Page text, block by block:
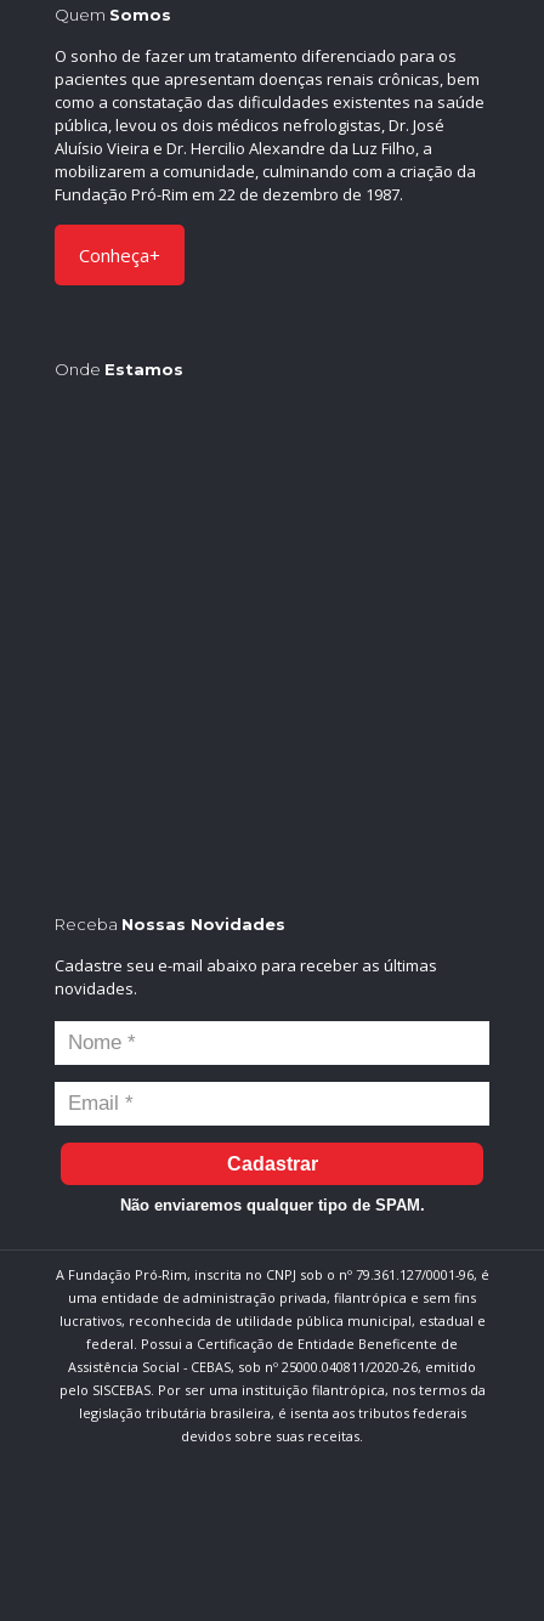
Quem Somos
O sonho de fazer um tratamento diferenciado para os
pacientes que apresentam doenças renais crônicas, bem
como a constatação das dificuldades existentes na saúde
pública, levou os dois médicos nefrologistas, Dr. José
Aluísio Vieira e Dr. Hercilio Alexandre da Luz Filho, a
mobilizarem a comunidade, culminando com a criação da
Fundação Pró-Rim em 22 de dezembro de 1987.
Conheça+
Onde Estamos
Receba Nossas Novidades
Cadastre seu e-mail abaixo para receber as últimas
novidades.
Cadastrar
Não enviaremos qualquer tipo de SPAM.
A Fundação Pró-Rim, inscrita no CNPJ sob o nº 79.361.127/0001-96, é
uma entidade de administração privada, filantrópica e sem fins
lucrativos, reconhecida de utilidade pública municipal, estadual e
federal. Possui a Certificação de Entidade Beneficente de
Assistência Social - CEBAS, sob nº 25000.040811/2020-26, emitido
pelo SISCEBAS. Por ser uma instituição filantrópica, nos termos da
legislação tributária brasileira, é isenta aos tributos federais
devidos sobre suas receitas.